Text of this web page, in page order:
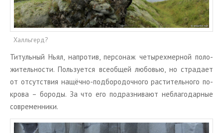
Халльгерд?
Ти­туль­ный Ньял, на­про­тив, пер­со­наж че­ты­рех­мер­ной по­ло­
жи­тель­но­сти. Поль­зу­ет­ся все­об­щей лю­бо­вью, но стра­да­ет
от от­сут­ствия на­щёч­но-под­бо­ро­доч­но­го рас­ти­тель­но­го по­
кро­ва – бо­ро­ды. За что его по­драз­ни­ва­ют небла­го­дар­ные
со­вре­мен­ни­ки.